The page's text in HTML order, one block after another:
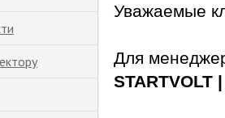
Уважаемые
Для